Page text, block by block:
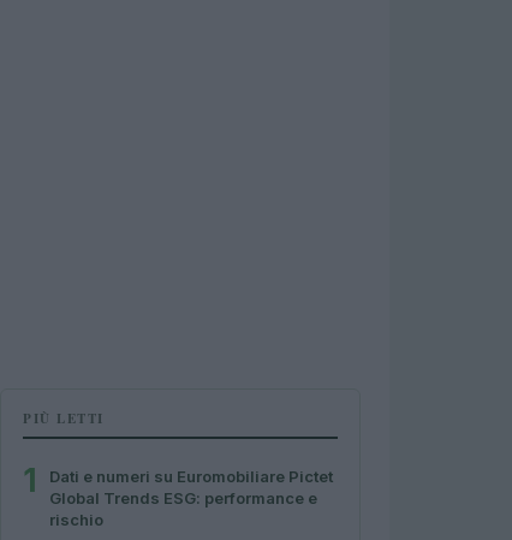
PIÙ LETTI
1
Dati e numeri su Euromobiliare Pictet
Global Trends ESG: performance e
rischio